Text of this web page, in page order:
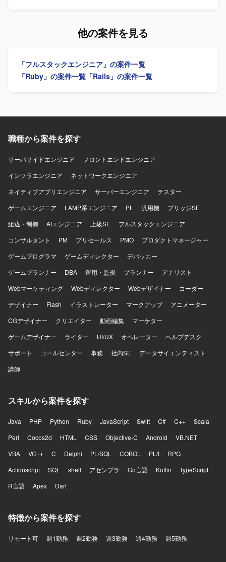
ーマンス改善など技術的な意思決定にも主体的に関わるこ
いていただけます。 【開発環境】 バックエンドはRuby、
Ruby on Railsを中心とし、フロントエンドには
CloudFront、ElastiCache、WAFなど）上に構築されてお
データベースはMySQL、Redis、Elasticsearchを利用し、
Nginxを用いた構成となっております。開発フローでは
Github、GitHub ActionsやJenkins、Slackを活用し、
Datadog、Fluentd、BigQuery、Redashなどによるモニタ
リングやデータ分析の仕組みが整っております。
魅力】 環境負荷可視化という社会的意義の高い領域で、自
中で、クライアントの声を直接プロダクトに反映させる経
験を積むことができ、GCP（Vertex AI等）や最新のAIコー
7系を利用しています。DBはMySQL 8系、コンテナは
SES, WAF, S3等）およびGCP（Vertex AIなど）を組み合わ
せ、CIにはCircleCIを利用しています。開発ツールとして
GitHub, Github Projects, Notion, Teams, Slack, Google
Meet、AIコーディングツールとしてVisual Studio Code,
Cursor, Claude Code, Gemini CLIを使用しています。
整理・起票、関係者との解消推進）を主担当として実施い
的で保守性の高い設計・実装や、必要に応じた技術検証・
PoCを実施していただきます。プロダクトチームや関係各
継ぎ資料のキャッチアップも行っていただきます。 【求め
に進められる方を求めております。実装だけでなく、ドキ
ュメントや資料作成、関係者調整もプロジェクトの価値と
捉えられる方を歓迎いたします。顧客およびチーム双方と
丁寧に連携し、多数の関係者を尊重しながら進められる方
を想定しております。ドメイン知識や業務ロジックを素早
ボトルネックを自発的に発見し、解決までの道筋を示せる
方にご活躍いただけます。 【ポジションの魅力】 経理向け
ェーズからテストまで一貫して関わることができるポジシ
ョンです。多数のステークホルダーと連携しながら、設計
品質の担保とプロジェクト推進を主導する経験を積むこと
ができます。Ruby on RailsやAWS、生成AIを活用した開
中心の業務に携わることができます。 【開発環境】 バック
エンドはGo、Ruby on Rails、Unicorn、Nginx、
ております。フロントエンドはTypeScript、React、
Redux、styled-components、Storybook、Webpackなどを
利用しております。インフラはAWS（EC2、RDS、
ElastiCache、S3、ElasticsearchService、Lambda、
Engine Yardなどを利用しております。その他、GitHub、
Slack、JIRA、Notionなどのツールを利用しております。
他の案件を見る
「フルスタックエンジニア」の案件一覧
「Ruby」の案件一覧 「Rails」の案件一覧
職種から案件を探す
サーバサイドエンジニア
フロントエンドエンジニア
インフラエンジニア
ネットワークエンジニア
ネイティブアプリエンジニア
サーバーエンジニア
テスター
ゲームエンジニア
LAMP系エンジニア PL 汎用機
ブリッジSE
組込・制御
AIエンジニア 上級SE
フルスタックエンジニア
コンサルタント
PM プリセールス PMO
プロダクトマネージャー
ゲームプログラマ
ゲームディレクター
デバッカー
ゲームプランナー
DBA 運用・監視 プランナー
アナリスト
Webマーケティング
Webディレクター Webデザイナー
コーダー
デザイナー
Flash イラストレーター マークアップ
アニメーター
CGデザイナー
クリエイター 動画編集
マーケター
ゲームデザイナー
ライター UI/UX オペレーター
ヘルプデスク
サポート
コールセンター 事務 社内SE
データサイエンティスト
講師
スキルから案件を探す
Java PHP Python Ruby JavaScript Swift C# C++
Scala
Perl
Cocos2d HTML CSS Objective-C Android
VB.NET
VBA
VC++ C Delphi PL/SQL COBOL PL/I
RPG
Actionscript
SQL shell アセンブラ Go言語 Kotlin
TypeScript
R言語
Apex Dart
特徴から案件を探す
リモート可 週1勤務 週2勤務 週3勤務 週4勤務 週5勤務